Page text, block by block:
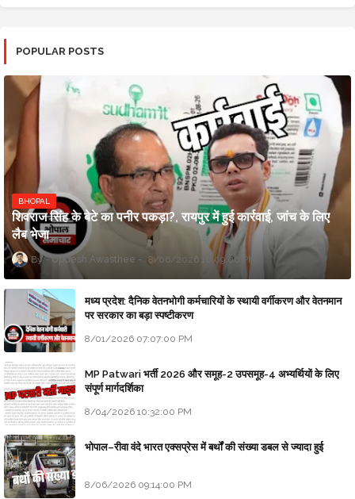
POPULAR POSTS
BHOPAL
शिवराज सिंह के बेटे का पनीर पकड़ा?, रायपुर में हुई कार्रवाई, जांच के लिए
लैब भेजा
Updesh Awasthee 8/06/2026 10:09:00 PM
मध्य प्रदेश: दैनिक वेतनभोगी कर्मचारियों के स्थायी वर्गीकरण और वेतनमान
पर सरकार का बड़ा स्पष्टीकरण
8/01/2026 07:07:00 PM
MP Patwari भर्ती 2026 और समूह-2 उपसमूह-4 अभ्यर्थियों के लिए
संपूर्ण मार्गदर्शिका
8/04/2026 10:32:00 PM
भोपाल–रीवा वंदे भारत एक्सप्रेस में बर्थों की संख्या डबल से ज्यादा हुई
8/06/2026 09:14:00 PM